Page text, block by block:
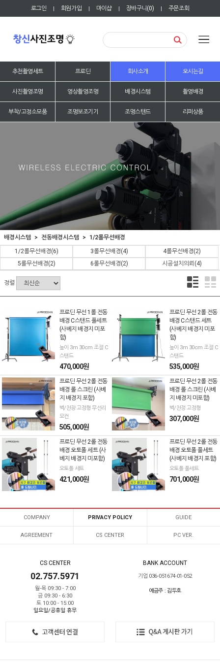
로그인 | 회원가입 | 마이샵 | 장바구니(0) | 주문조회
추천촬영세트 프로딘 회사소개 오시는길
사진촬영조명 영상촬영조명 배경시스템 촬영배경
부착/고정소모품 조명보조기기 조명스탠드 리퍼상품
배경시스템 전동배경시스템
1/2롤무선배경
1/2롤무선배경(6) 3롤무선배경(4) 4롤무선배경(2)
5롤무선배경(2) 6롤무선배경(2) 시공설치의뢰 (4)
정렬
프로딘 무선 1롤 전동
배경 C스탠드 풀세트
(사베지 배경지 미포
함)
높이 3m 30cm 조절 C
스탠드
470,000원
프로딘 무선 2롤 전동
배경 C스탠드 세트
(사베지 배경지 미포
함)
높이 3m 30cm 조절 C
스탠드
535,000원
프로딘 무선 2롤 전동
배경 롤 스크린 (사베
지 배경지 포함)
벽/천장 고정형 무선리
모컨
505,000원
프로딘 무선 2롤 전동
배경 롤 스크린 (사베
지 배경지 미포함)
벽/천정 고정형
307,000원
프로딘 무선 2롤 전동
배경 오토폴 세트 (사
베지 배경지 미포함)
오토폴 세트
421,000원
프로딘 무선 2롤 전동
배경 오토폴 풀세트
(사베지 배경지 포함)
오토폴 풀세트
701,000원
COMPANY PRIVACY POLICY GUIDE
AGREEMENT CS CENTER PC VER.
CS CENTER
02.757.5971
월-목 09:30 - 7:00
금 09:30 - 6:30
토 10:00 - 15:00
일요일/공휴일 휴무
BANK ACCOUNT
기업 036-051674-01-052
예금주 : 김두호